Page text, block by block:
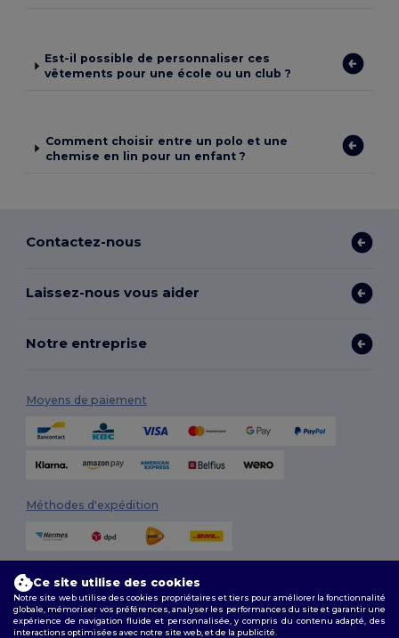
Est-il possible de personnaliser ces
vêtements pour une école ou un club ?
Comment choisir entre un polo et une
chemise en lin pour un enfant ?
Contactez-nous
Laissez-nous vous aider
Notre entreprise
Moyens de paiement
Méthodes d'expédition
Ce site utilise des cookies
Notre site web utilise des cookies propriétaires et tiers pour améliorer la fonctionnalité
globale, mémoriser vos préférences, analyser les performances du site et garantir une
expérience de navigation fluide et personnalisée, y compris du contenu adapté, des
interactions optimisées avec notre site web, et de la publicité.